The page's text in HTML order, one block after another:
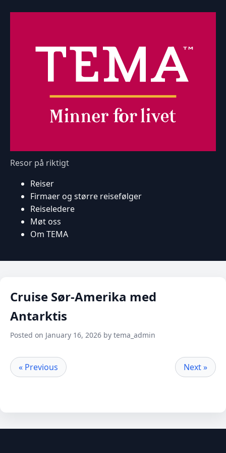
Resor på riktigt
Reiser
Firmaer og større reisefølger
Reiseledere
Møt oss
Om TEMA
Cruise Sør-Amerika med
Antarktis
Posted on January 16, 2026 by tema_admin
« Previous Next »